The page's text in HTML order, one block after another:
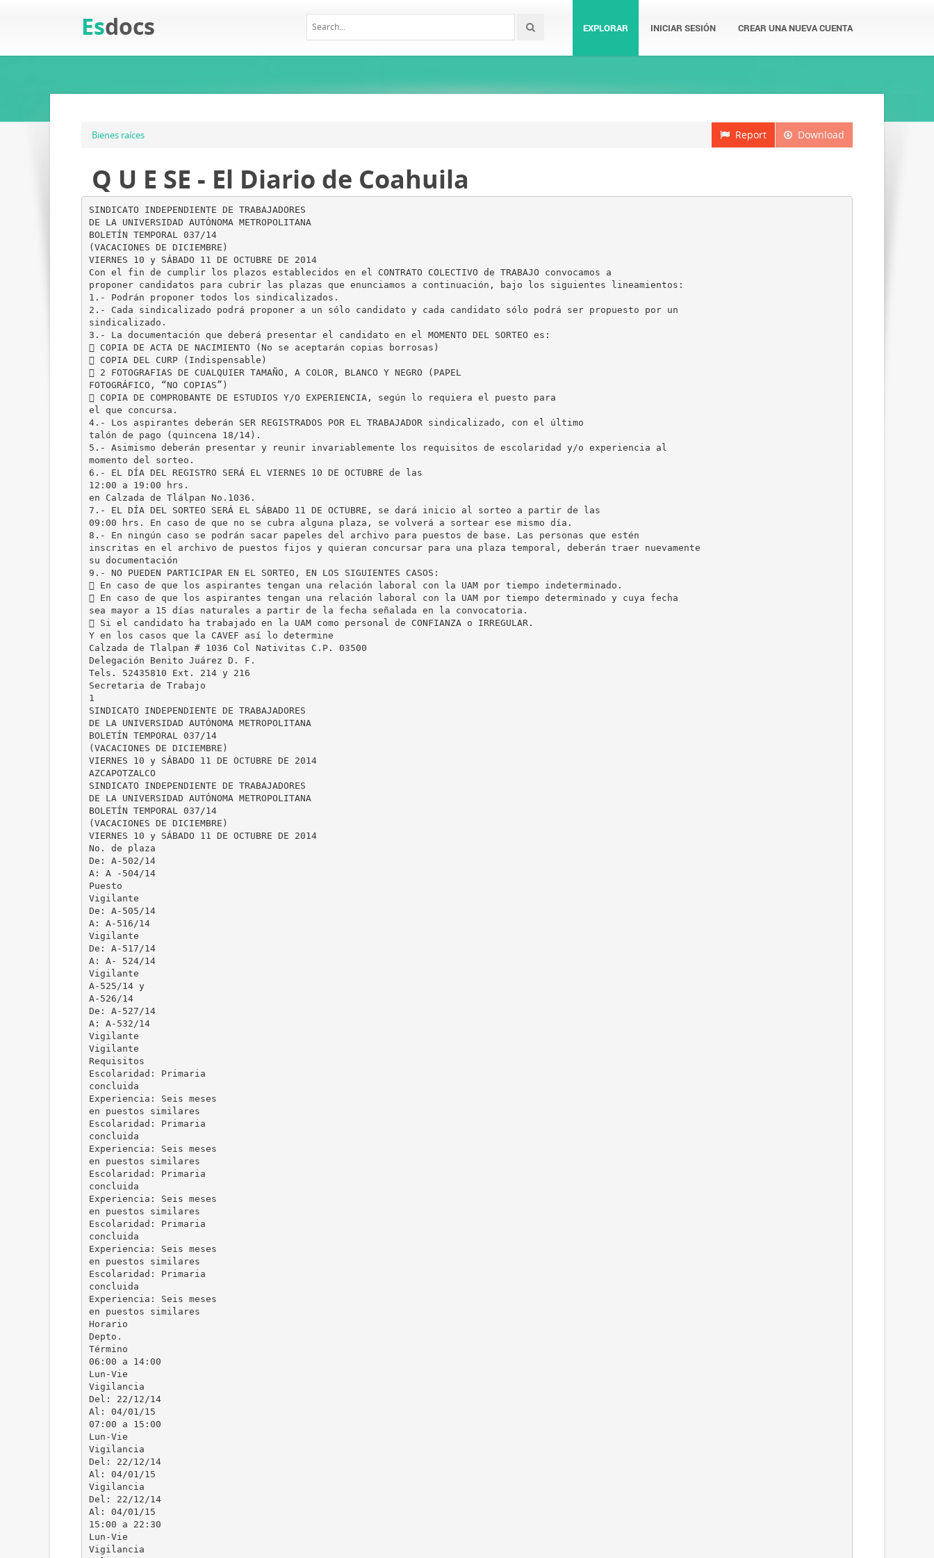
Esdocs EXPLORAR INICIAR SESIÓN CREAR UNA NUEVA CUENTA
Download
Report
Bienes raíces
Q U E SE - El Diario de Coahuila
SINDICATO INDEPENDIENTE DE TRABAJADORES
DE LA UNIVERSIDAD AUTÓNOMA METROPOLITANA
BOLETÍN TEMPORAL 037/14
(VACACIONES DE DICIEMBRE)
VIERNES 10 y SÁBADO 11 DE OCTUBRE DE 2014
Con el fin de cumplir los plazos establecidos en el CONTRATO COLECTIVO de TRABAJO convocamos a
proponer candidatos para cubrir las plazas que enunciamos a continuación, bajo los siguientes lineamientos:
1.- Podrán proponer todos los sindicalizados.
2.- Cada sindicalizado podrá proponer a un sólo candidato y cada candidato sólo podrá ser propuesto por un
sindicalizado.
3.- La documentación que deberá presentar el candidato en el MOMENTO DEL SORTEO es:
 COPIA DE ACTA DE NACIMIENTO (No se aceptarán copias borrosas)
 COPIA DEL CURP (Indispensable)
 2 FOTOGRAFIAS DE CUALQUIER TAMAÑO, A COLOR, BLANCO Y NEGRO (PAPEL
FOTOGRÁFICO, “NO COPIAS”)
 COPIA DE COMPROBANTE DE ESTUDIOS Y/O EXPERIENCIA, según lo requiera el puesto para
el que concursa.
4.- Los aspirantes deberán SER REGISTRADOS POR EL TRABAJADOR sindicalizado, con el último
talón de pago (quincena 18/14).
5.- Asimismo deberán presentar y reunir invariablemente los requisitos de escolaridad y/o experiencia al
momento del sorteo.
6.- EL DÍA DEL REGISTRO SERÁ EL VIERNES 10 DE OCTUBRE de las
12:00 a 19:00 hrs.
en Calzada de Tlálpan No.1036.
7.- EL DÍA DEL SORTEO SERÁ EL SÁBADO 11 DE OCTUBRE, se dará inicio al sorteo a partir de las
09:00 hrs. En caso de que no se cubra alguna plaza, se volverá a sortear ese mismo día.
8.- En ningún caso se podrán sacar papeles del archivo para puestos de base. Las personas que estén
inscritas en el archivo de puestos fijos y quieran concursar para una plaza temporal, deberán traer nuevamente
su documentación
9.- NO PUEDEN PARTICIPAR EN EL SORTEO, EN LOS SIGUIENTES CASOS:
 En caso de que los aspirantes tengan una relación laboral con la UAM por tiempo indeterminado.
 En caso de que los aspirantes tengan una relación laboral con la UAM por tiempo determinado y cuya fecha
sea mayor a 15 días naturales a partir de la fecha señalada en la convocatoria.
 Si el candidato ha trabajado en la UAM como personal de CONFIANZA o IRREGULAR.
Y en los casos que la CAVEF así lo determine
Calzada de Tlalpan # 1036 Col Nativitas C.P. 03500
Delegación Benito Juárez D. F.
Tels. 52435810 Ext. 214 y 216
Secretaria de Trabajo
1
SINDICATO INDEPENDIENTE DE TRABAJADORES
DE LA UNIVERSIDAD AUTÓNOMA METROPOLITANA
BOLETÍN TEMPORAL 037/14
(VACACIONES DE DICIEMBRE)
VIERNES 10 y SÁBADO 11 DE OCTUBRE DE 2014
AZCAPOTZALCO
SINDICATO INDEPENDIENTE DE TRABAJADORES
DE LA UNIVERSIDAD AUTÓNOMA METROPOLITANA
BOLETÍN TEMPORAL 037/14
(VACACIONES DE DICIEMBRE)
VIERNES 10 y SÁBADO 11 DE OCTUBRE DE 2014
No. de plaza
De: A-502/14
A: A -504/14
Puesto
Vigilante
De: A-505/14
A: A-516/14
Vigilante
De: A-517/14
A: A- 524/14
Vigilante
A-525/14 y
A-526/14
De: A-527/14
A: A-532/14
Vigilante
Vigilante
Requisitos
Escolaridad: Primaria
concluida
Experiencia: Seis meses
en puestos similares
Escolaridad: Primaria
concluida
Experiencia: Seis meses
en puestos similares
Escolaridad: Primaria
concluida
Experiencia: Seis meses
en puestos similares
Escolaridad: Primaria
concluida
Experiencia: Seis meses
en puestos similares
Escolaridad: Primaria
concluida
Experiencia: Seis meses
en puestos similares
Horario
Depto.
Término
06:00 a 14:00
Lun-Vie
Vigilancia
Del: 22/12/14
Al: 04/01/15
07:00 a 15:00
Lun-Vie
Vigilancia
Del: 22/12/14
Al: 04/01/15
Vigilancia
Del: 22/12/14
Al: 04/01/15
15:00 a 22:30
Lun-Vie
Vigilancia